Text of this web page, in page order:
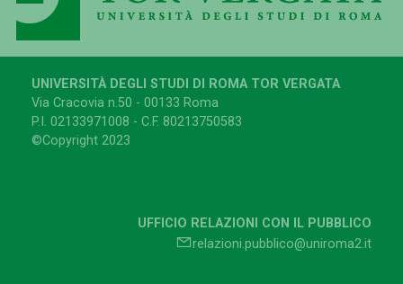
UNIVERSITÀ DEGLI STUDI DI ROMA TOR VERGATA
Via Cracovia n.50 - 00133 Roma
P.I. 02133971008 - C.F. 80213750583
©Copyright 2023
UFFICIO RELAZIONI CON IL PUBBLICO
relazioni.pubblico@uniroma2.it